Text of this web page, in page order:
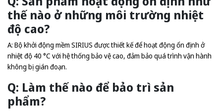
thế nào ở những môi trường nhiệt
độ cao?
A: Bộ khởi động mềm SIRIUS được thiết kế để hoạt động ổn định ở
nhiệt độ 40 °C với hệ thống bảo vệ cao, đảm bảo quá trình vận hành
không bị gián đoạn.
Q: Làm thế nào để bảo trì sản
phẩm?